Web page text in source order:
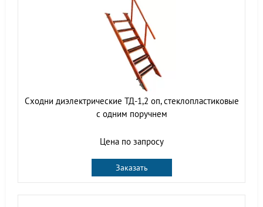
Сходни диэлектрические ТД-1,2 оп, стеклопластиковые
с одним поручнем
Цена по запросу
Заказать